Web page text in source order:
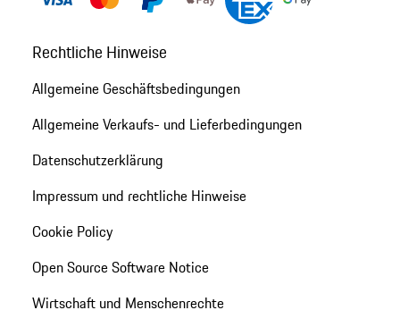
Rechtliche Hinweise
Allgemeine Geschäftsbedingungen
Allgemeine Verkaufs- und Lieferbedingungen
Datenschutzerklärung
Impressum und rechtliche Hinweise
Cookie Policy
Open Source Software Notice
Wirtschaft und Menschenrechte